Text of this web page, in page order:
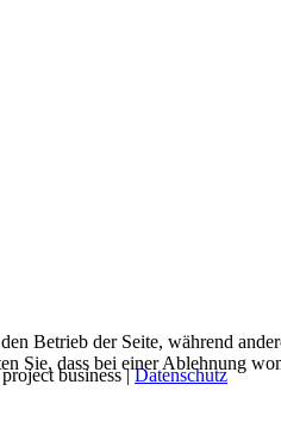
business |Datenschutz
Betrieb der Seite, während
Sie, dass bei einer Ablehnung